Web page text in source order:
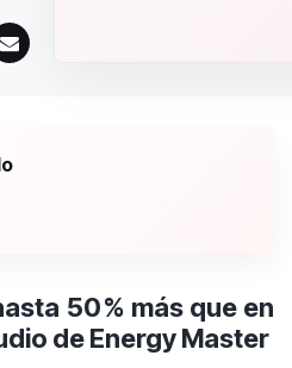
50 % más que en
de Energy Master